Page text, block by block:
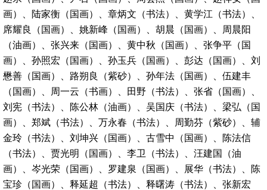
画）、陆家衡（国画）、章炳文（书法）、黄学江（书法）、
席耀良（国画）、姚新峰（国画）、胡晨（国画）、周晨阳
（油画）、张兴来（国画）、黄中秋（国画）、张争平（国
画）、孙照宏（国画）、孙玉兵（国画）、彭达（国画）、刘
懋善（国画）、路朔良（紫砂）、孙年法（国画）、伍建丰
（国画）、周一云（书画）、田野（书法）、张省（国画）、
刘宪（书法）、陈公林（油画）、吴国庆（书法）、梁弘（国
画）、郑斌（书法）、万永春（书法）、周勤芬（紫砂）、辅
金玲（书法）、刘坤兴（国画）、古雪中（国画）、陈法信
（书法）、贾光明（国画）、李卫（书法）、汪建国（油
画）、岑光荣（国画）、罗建泉（国画）、展华（书法）、陈
宝珍（国画）、释延超（书法）、释曙涛（书法）、张新宏